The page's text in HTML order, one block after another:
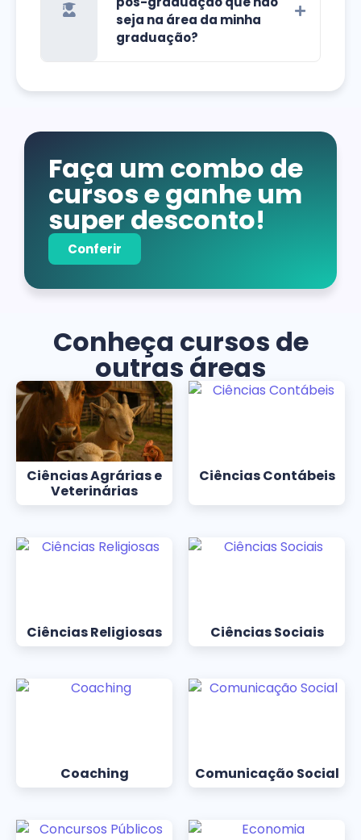
seja na área da minha
graduação?
Faça um combo de
cursos e ganhe um
super desconto!
Conferir
Conheça cursos de
outras áreas
Ciências Agrárias e
Veterinárias
Ciências Contábeis
Ciências Religiosas Ciências Sociais
Coaching Comunicação Social